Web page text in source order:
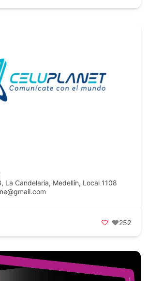
La Candelaria, Medellín, Local 1108
252